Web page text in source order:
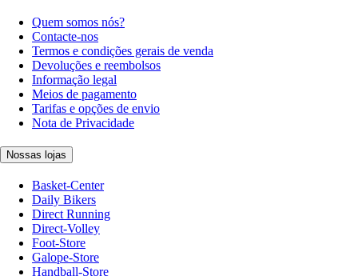
Quem somos nós?
Contacte-nos
Termos e condições gerais de venda
Devoluções e reembolsos
Informação legal
Meios de pagamento
Tarifas e opções de envio
Nota de Privacidade
Nossas lojas
Basket-Center
Daily Bikers
Direct Running
Direct-Volley
Foot-Store
Galope-Store
Handball-Store